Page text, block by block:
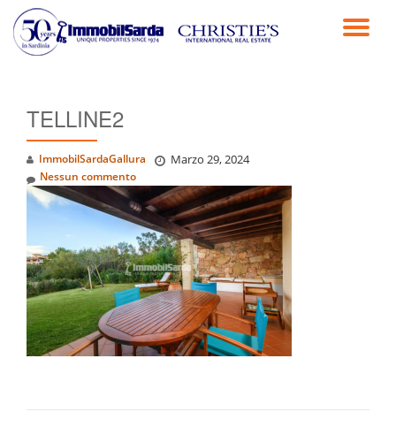
Passa
TELLINE2
ImmobilSardaGallura Marzo 29, 2024
Nessun commento